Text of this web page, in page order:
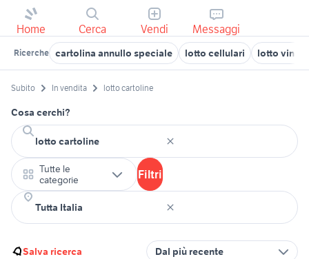
Home Cerca Vendi Messaggi
Ricerche cartolina annullo speciale lotto cellulari lotto vinili
Subito In vendita lotto cartoline
Cosa cerchi?
Tutte le
categorie
Filtri
Salva ricerca Dal più recente